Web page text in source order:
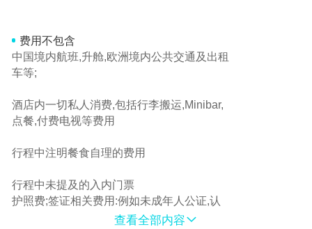
保险条款详情请联系旅游问题
费用不包含
中国境内航班,升舱,欧洲境内公共交通及出租
车等;
酒店内一切私人消费,包括行李搬运,Minibar,
点餐,付费电视等费用
行程中注明餐食自理的费用
行程中未提及的入内门票
护照费;签证相关费用:例如未成年人公证,认
查看全部内容